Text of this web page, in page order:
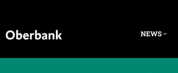
NEWS